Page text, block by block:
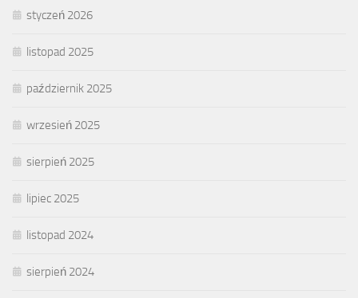
styczeń 2026
listopad 2025
październik 2025
wrzesień 2025
sierpień 2025
lipiec 2025
listopad 2024
sierpień 2024